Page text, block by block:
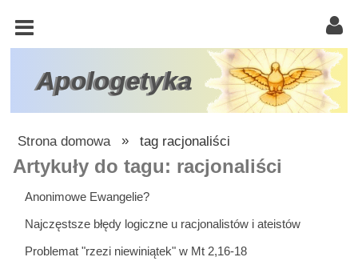
Apologetyka
KOŚCIÓŁ
KATOLICKI
TRÓJCA
ŚWIĘTA
ATEIZM
ŚWIADKOWIE
JEHOWY
W
Strona domowa » tag racjonaliści
Artykuły do tagu: racjonaliści
Anonimowe Ewangelie?
Najczęstsze błędy logiczne u racjonalistów i ateistów
Problemat "rzezi niewiniątek" w Mt 2,16-18